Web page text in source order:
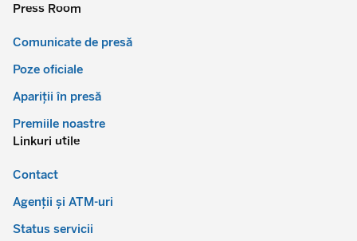
Press Room
Comunicate de presă
Poze oficiale
Apariții în presă
Premiile noastre
Linkuri utile
Contact
Agenții și ATM-uri
Status servicii